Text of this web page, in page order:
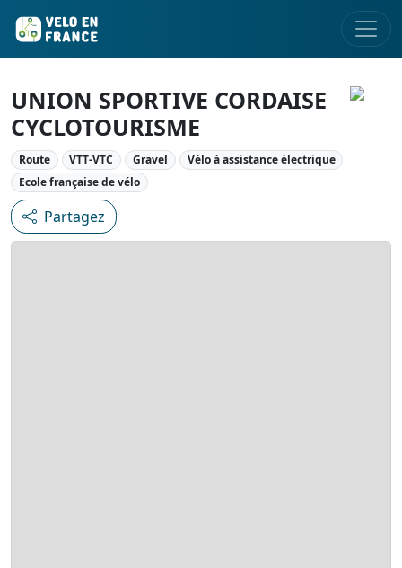
UNION SPORTIVE CORDAISE
CYCLOTOURISME
Route VTT-VTC Gravel
Vélo à assistance électrique
Ecole française de vélo
Partagez